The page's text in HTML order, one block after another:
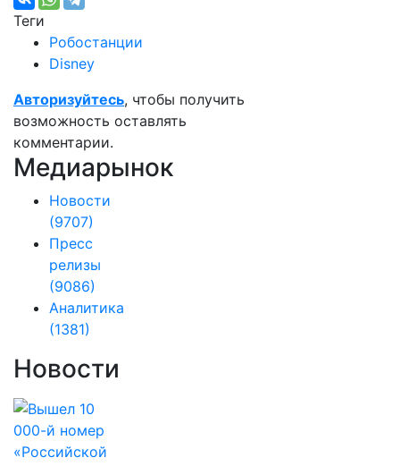
Теги
Робостанции
Disney
Авторизуйтесь, чтобы получить
возможность оставлять
комментарии.
Медиарынок
Новости
(9707)
Пресс
релизы
(9086)
Аналитика
(1381)
Новости